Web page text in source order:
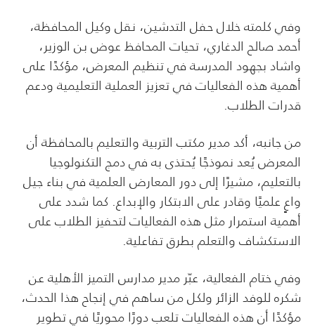
وفي كلمته خلال حفل التدشين، نقل وكيل المحافظة،
أحمد صالح الدغاري، تحيات المحافظ عوض بن الوزير،
واشاد بجهود المدرسة في تنظيم المعرض، مؤكدًا على
أهمية هذه الفعاليات في تعزيز العملية التعليمية ودعم
قدرات الطلاب.
من جانبه، أكد مدير مكتب التربية والتعليم بالمحافظة أن
المعرض يُعد نموذجًا يُحتذى به في دمج التكنولوجيا
بالتعليم، مشيرًا إلى دور المعارض العلمية في بناء جيل
واعٍ علميًا وقادر على الابتكار والإبداع. كما شدد على
أهمية استمرار مثل هذه الفعاليات لتحفيز الطلاب على
الاستكشاف والتعلم بطرق تفاعلية.
وفي ختام الفعالية، عبّر مدير مدارس التميز الأهلية عن
شكره للوفد الزائر ولكل من ساهم في إنجاح هذا الحدث،
مؤكدًا أن هذه الفعاليات تلعب دورًا محوريًا في تطوير